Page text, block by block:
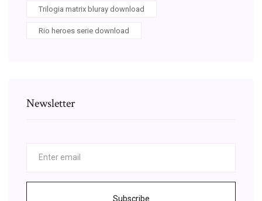
Trilogia matrix bluray download
Rio heroes serie download
Newsletter
Subscribe